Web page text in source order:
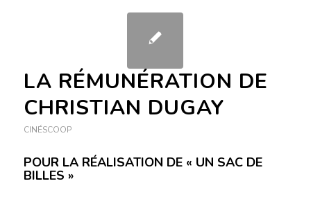
LA RÉMUNÉRATION DE
CHRISTIAN DUGAY
CINÉSCOOP
POUR LA RÉALISATION DE « UN SAC DE
BILLES »